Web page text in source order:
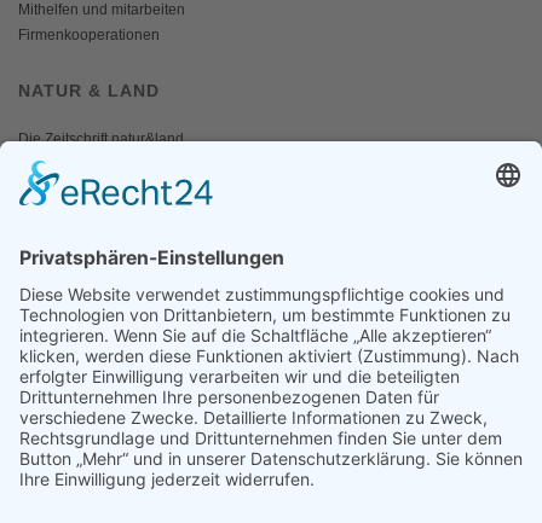
Mithelfen und mitarbeiten
Firmenkooperationen
NATUR & LAND
Die Zeitschrift natur&land
Archiv
Mediadaten
Fotos und Logos
Presseaussendungen
Presse
Presseinformationen abonnieren
ÜBER UNS
Naturschutzbund